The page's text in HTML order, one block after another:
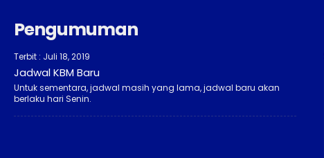
Pengumuman
Terbit : Juli 18, 2019
Jadwal KBM Baru
Untuk sementara, jadwal masih yang lama, jadwal baru akan
berlaku hari Senin.